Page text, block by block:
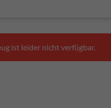
ist leider nicht verfügbar.